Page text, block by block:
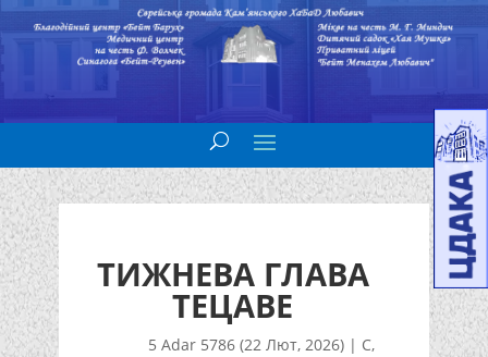
ТИЖНЕВА ГЛАВА
ТЕЦАВЕ
5 Adar 5786 (22 Лют, 2026) | С,